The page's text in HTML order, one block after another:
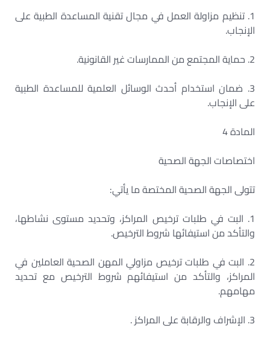
1. تنظيم مزاولة العمل في مجال تقنية المساعدة الطبية على
الإنجاب.
2. حماية المجتمع من الممارسات غير القانونية.
3. ضمان استخدام أحدث الوسائل العلمية للمساعدة الطبية
على الإنجاب.
المادة 4
اختصاصات الجهة الصحية
تتولى الجهة الصحية المختصة ما يأتي:
1. البت في طلبات ترخيص المراكز، وتحديد مستوى نشاطها،
والتأكد من استيفائها شروط الترخيص.
2. البت في طلبات ترخيص مزاولي المهن الصحية العاملين في
المراكز، والتأكد من استيفائهم شروط الترخيص مع تحديد
مهامهم.
3. الإشراف والرقابة على المراكز .